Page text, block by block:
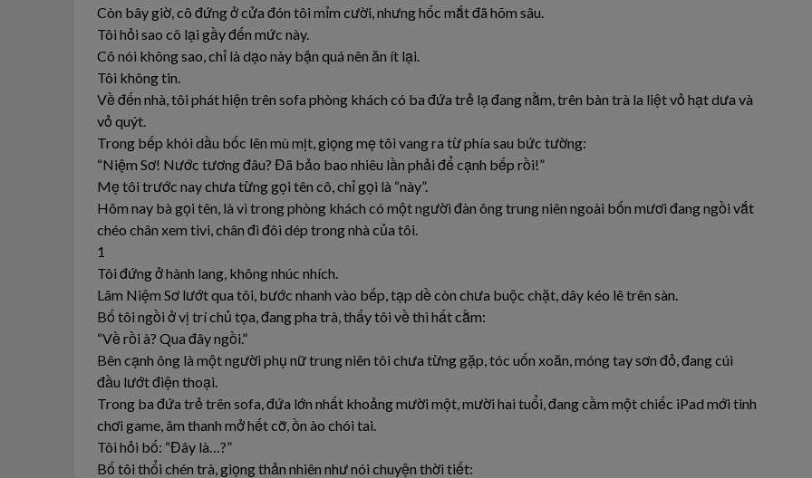
Còn bây giờ, cô đứng ở cửa đón tôi mỉm cười, nhưng hốc mắt đã hõm sâu.
Tôi hỏi sao cô lại gầy đến mức này.
Cô nói không sao, chỉ là dạo này bận quá nên ăn ít lại.
Tôi không tin.
Về đến nhà, tôi phát hiện trên sofa phòng khách có ba đứa trẻ lạ đang nằm, trên bàn trà la liệt vỏ hạt dưa và
vỏ quýt.
Trong bếp khói dầu bốc lên mù mịt, giọng mẹ tôi vang ra từ phía sau bức tường:
“Niệm Sơ! Nước tương đâu? Đã bảo bao nhiêu lần phải để cạnh bếp rồi!”
Mẹ tôi trước nay chưa từng gọi tên cô, chỉ gọi là “này”.
Hôm nay bà gọi tên, là vì trong phòng khách có một người đàn ông trung niên ngoài bốn mươi đang ngồi vắt
chéo chân xem tivi, chân đi đôi dép trong nhà của tôi.
1
Tôi đứng ở hành lang, không nhúc nhích.
Lâm Niệm Sơ lướt qua tôi, bước nhanh vào bếp, tạp dề còn chưa buộc chặt, dây kéo lê trên sàn.
Bố tôi ngồi ở vị trí chủ tọa, đang pha trà, thấy tôi về thì hất cằm:
“Về rồi à? Qua đây ngồi.”
Bên cạnh ông là một người phụ nữ trung niên tôi chưa từng gặp, tóc uốn xoăn, móng tay sơn đỏ, đang cúi
đầu lướt điện thoại.
Trong ba đứa trẻ trên sofa, đứa lớn nhất khoảng mười một, mười hai tuổi, đang cầm một chiếc iPad mới tinh
chơi game, âm thanh mở hết cỡ, ồn ào chói tai.
Tôi hỏi bố: “Đây là…?”
Bố tôi thổi chén trà, giọng thản nhiên như nói chuyện thời tiết: